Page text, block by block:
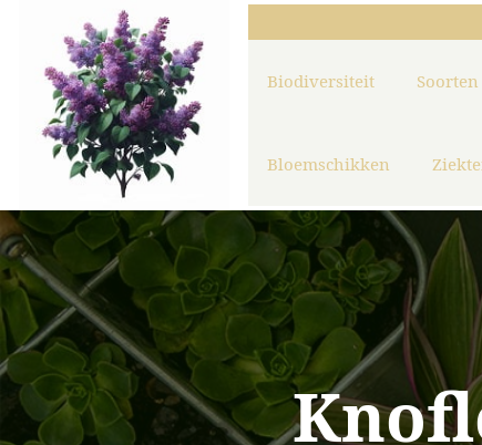
Biodiversiteit Soorten
Bloemschikken